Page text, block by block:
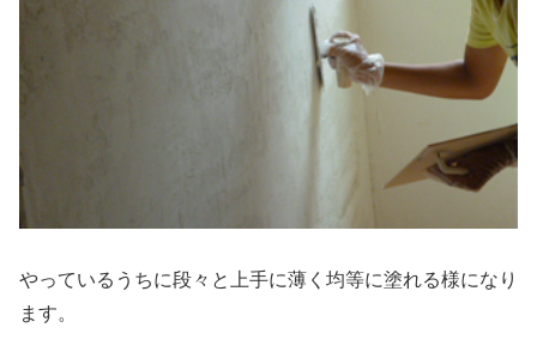
やっているうちに段々と上手に薄く均等に塗れる様になり
ます。